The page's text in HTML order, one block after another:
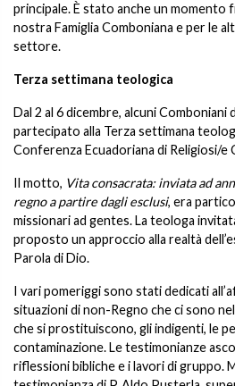
principale. È stato anche un momento
nostra Famiglia Comboniana e per le
settore.
Terza settimana teologica
Dal 2 al 6 dicembre, alcuni Comboniani
partecipato alla Terza settimana
Conferenza Ecuadoriana di Religiosi/e
Il motto, Vita consacrata: inviata ad
regno a partire dagli esclusi, era
missionari ad gentes. La teologa
proposto un approccio alla realtà
Parola di Dio.
I vari pomeriggi sono stati dedicati
situazioni di non-Regno che ci sono
che si prostituiscono, gli indigenti, le
contaminazione. Le testimonianze
riflessioni bibliche e i lavori di gruppo.